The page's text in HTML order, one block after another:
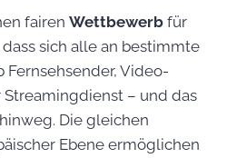
fairen Wettbewerb für
sich alle an bestimmte
Fernsehsender, Video-
– und das
Die gleichen
Ebene ermöglichen